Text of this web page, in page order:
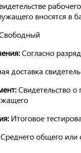
вносятся в
Согласно
доставка
Свидетельство о
Итоговое
общего или